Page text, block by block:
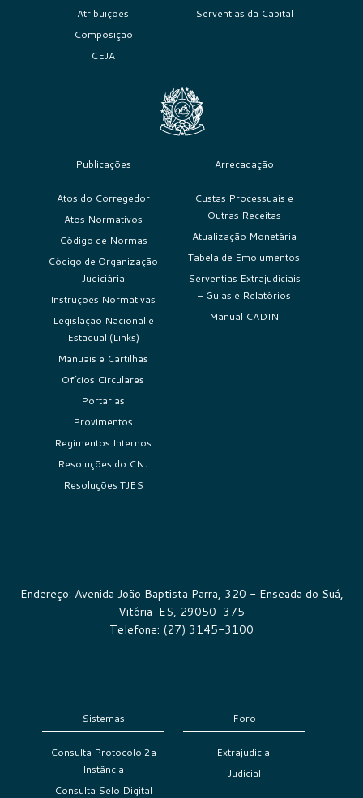
Atribuições
Composição
CEJA
Serventias da Capital
Publicações
Atos do Corregedor
Atos Normativos
Código de Normas
Código de Organização
Judiciária
Instruções Normativas
Legislação Nacional e
Estadual (Links)
Manuais e Cartilhas
Ofícios Circulares
Portarias
Provimentos
Regimentos Internos
Resoluções do CNJ
Resoluções TJES
Arrecadação
Custas Processuais e
Outras Receitas
Atualização Monetária
Tabela de Emolumentos
Serventias Extrajudiciais
– Guias e Relatórios
Manual CADIN
Endereço: Avenida João Baptista Parra, 320 - Enseada do Suá,
Vitória-ES, 29050-375
Telefone: (27) 3145-3100
Sistemas
Consulta Protocolo 2a
Instância
Consulta Selo Digital
Foro
Extrajudicial
Judicial